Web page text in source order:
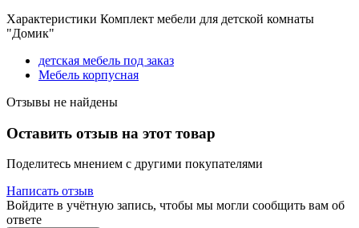
Характеристики Комплект мебели для детской комнаты
"Домик"
детская мебель под заказ
Мебель корпусная
Отзывы не найдены
Оставить отзыв на этот товар
Поделитесь мнением с другими покупателями
Написать отзыв
Войдите в учётную запись, чтобы мы могли сообщить вам об
ответе